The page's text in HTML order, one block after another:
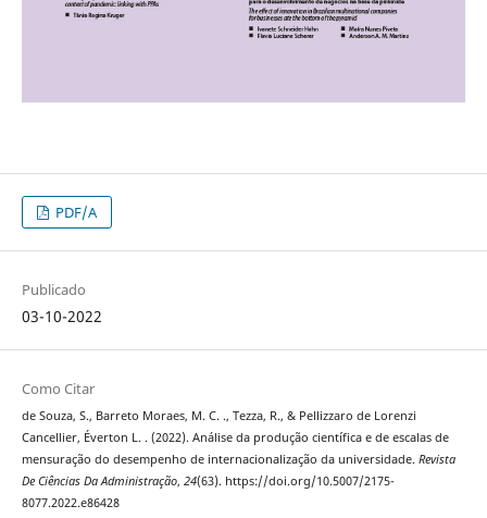
PDF/A
Publicado
03-10-2022
Como Citar
de Souza, S., Barreto Moraes, M. C. ., Tezza, R., & Pellizzaro de Lorenzi
Cancellier, Éverton L. . (2022). Análise da produção científica e de escalas de
mensuração do desempenho de internacionalização da universidade. Revista
De Ciências Da Administração, 24(63). https://doi.org/10.5007/2175-
8077.2022.e86428